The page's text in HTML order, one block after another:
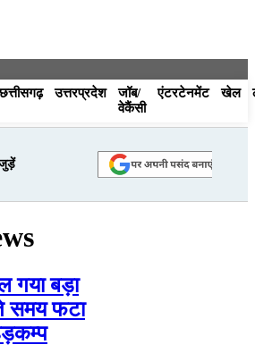
छत्तीसगढ़ उत्तरप्रदेश
जॉब/
वेकैंसी
एंटरटेनमेंट खेल
गया बड़ा
समय फटा